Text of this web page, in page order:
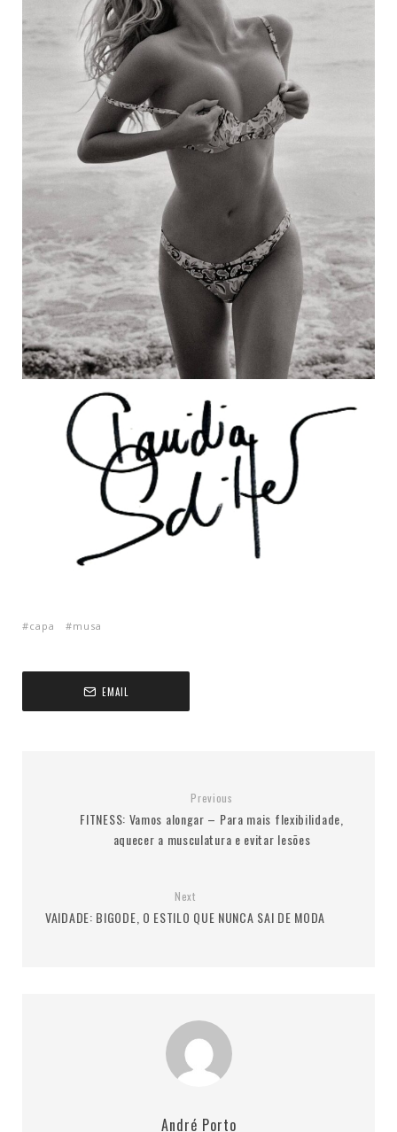
capa musa
EMAIL
Previous
FITNESS: Vamos alongar – Para mais flexibilidade,
aquecer a musculatura e evitar lesões
Next
VAIDADE: BIGODE, O ESTILO QUE NUNCA SAI DE MODA
André Porto